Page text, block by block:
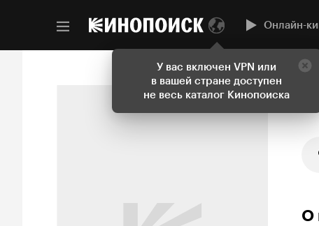
У вас включен VPN или
в вашей стране доступен
не весь каталог Кинопоиска
Онлайн-
О